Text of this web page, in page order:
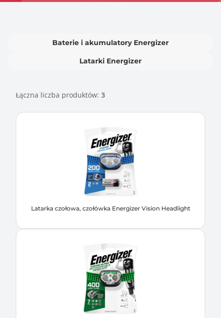
Baterie i akumulatory Energizer
Latarki Energizer
Łączna liczba produktów: 3
Latarka czołowa, czołówka Energizer Vision Headlight